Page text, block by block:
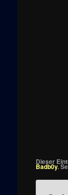
Dieser
Badb0y.